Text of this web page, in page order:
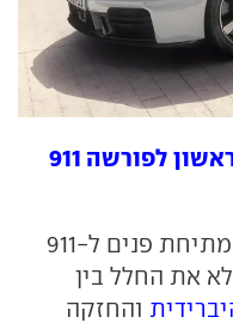
כשהבסיס מצוין: מבחן ראשון לפורשה 911
פורשה חשפה מתיחת פנים ל-911
והחזקה